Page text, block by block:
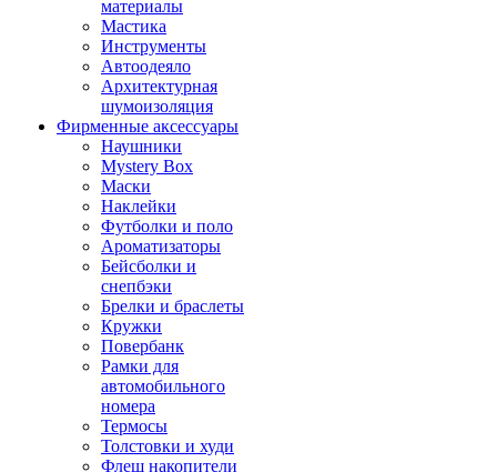
материалы
Мастика
Инструменты
Автоодеяло
Архитектурная
шумоизоляция
Фирменные аксессуары
Наушники
Mystery Box
Маски
Наклейки
Футболки и поло
Ароматизаторы
Бейсболки и
снепбэки
Брелки и браслеты
Кружки
Повербанк
Рамки для
автомобильного
номера
Термосы
Толстовки и худи
Флеш накопители